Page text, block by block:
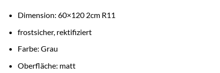
Dimension: 60×120 2cm R11
frostsicher, rektifiziert
Farbe: Grau
Oberfläche: matt